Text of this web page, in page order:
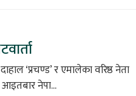
‘प्रचण्ड’ र एमालेका वरिष्ठ नेता
नेपा...